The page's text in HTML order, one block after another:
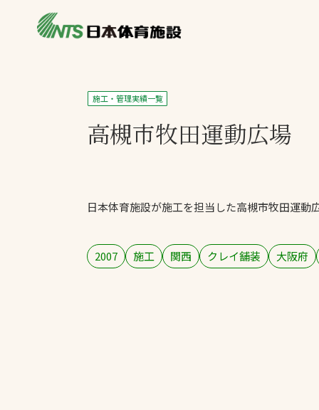
ニュース
ライブラリ
施設別一覧を見
投てき実施可
環境対応ウレタ
施工・管理実績一覧
高槻市牧田運動広場
日本体育施設が施工を担当した高槻市牧田運動
2007 施工 関西 クレイ舗装 大阪府